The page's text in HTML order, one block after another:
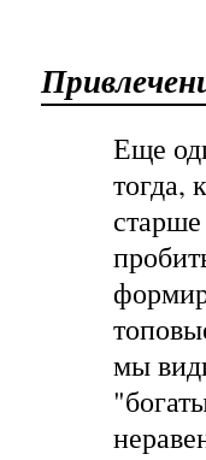
Еще
тогда,
мы